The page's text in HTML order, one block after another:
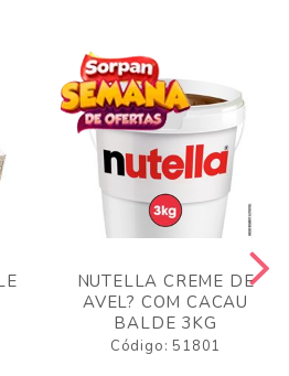
NUTELLA CREME DE
AVEL? COM CACAU
BALDE 3KG
Código: 51801